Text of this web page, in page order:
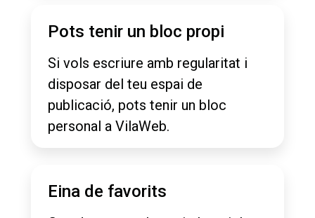
Pots tenir un bloc propi
Si vols escriure amb regularitat i
disposar del teu espai de
publicació, pots tenir un bloc
personal a VilaWeb.
Eina de favorits